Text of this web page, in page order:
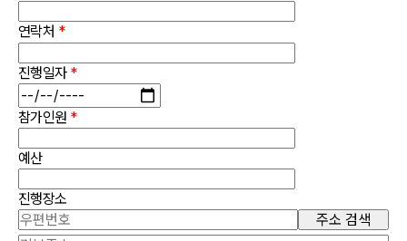
연락처 *
진행일자 *
참가인원 *
예산
진행장소
주소 검색